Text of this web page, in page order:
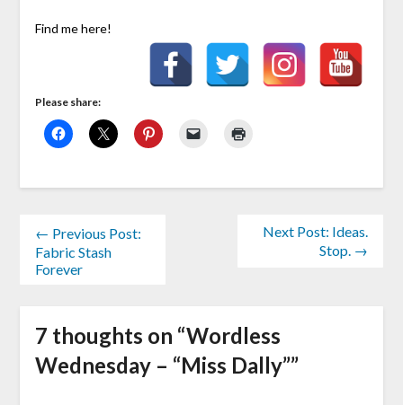
Find me here!
Please share:
← Previous Post:
Fabric Stash
Forever
Next Post: Ideas.
Stop. →
7 thoughts on “Wordless
Wednesday – “Miss Dally””